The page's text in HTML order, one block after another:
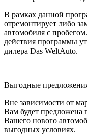
В рамках данной
отремонтирует либо
автомобиля с
действия программы
дилера Das WeltAuto.
Выгодные
Вне зависимости от
Вам будет предложена
Вашего нового
выгодных условиях.